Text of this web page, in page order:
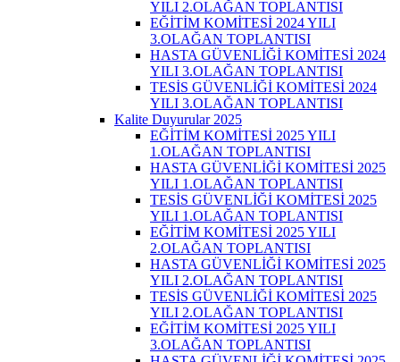
YILI 2.OLAĞAN TOPLANTISI
EĞİTİM KOMİTESİ 2024 YILI
3.OLAĞAN TOPLANTISI
HASTA GÜVENLİĞİ KOMİTESİ 2024
YILI 3.OLAĞAN TOPLANTISI
TESİS GÜVENLİĞİ KOMİTESİ 2024
YILI 3.OLAĞAN TOPLANTISI
Kalite Duyurular 2025
EĞİTİM KOMİTESİ 2025 YILI
1.OLAĞAN TOPLANTISI
HASTA GÜVENLİĞİ KOMİTESİ 2025
YILI 1.OLAĞAN TOPLANTISI
TESİS GÜVENLİĞİ KOMİTESİ 2025
YILI 1.OLAĞAN TOPLANTISI
EĞİTİM KOMİTESİ 2025 YILI
2.OLAĞAN TOPLANTISI
HASTA GÜVENLİĞİ KOMİTESİ 2025
YILI 2.OLAĞAN TOPLANTISI
TESİS GÜVENLİĞİ KOMİTESİ 2025
YILI 2.OLAĞAN TOPLANTISI
EĞİTİM KOMİTESİ 2025 YILI
3.OLAĞAN TOPLANTISI